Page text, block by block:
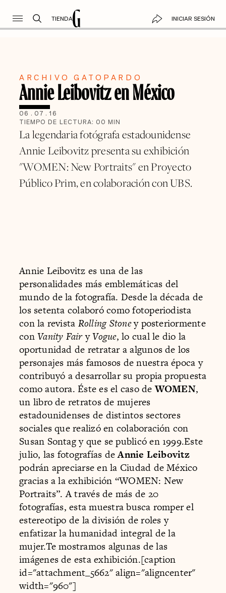
TIENDA INICIAR SESIÓN
ARCHIVO GATOPARDO
Annie Leibovitz en México
06 . 07 . 16
TIEMPO DE LECTURA: 00 MIN
La legendaria fotógrafa estadounidense
Annie Leibovitz presenta su exhibición
"WOMEN: New Portraits" en Proyecto
Público Prim, en colaboración con UBS.
Annie Leibovitz es una de las
personalidades más emblemáticas del
mundo de la fotografía. Desde la década de
los setenta colaboró como fotoperiodista
con la revista Rolling Stoney posteriormente
conVanity FairyVogue, lo cual le dio la
oportunidad de retratar a algunos de los
personajes más famosos de nuestra época y
contribuyó a desarrollar su propia propuesta
como autora. Éste es el caso deWOMEN,
un libro de retratos de mujeres
estadounidenses de distintos sectores
sociales que realizó en colaboración con
Susan Sontag y que se publicó en 1999.Este
julio, las fotografías deAnnie Leibovitz
podrán apreciarse en la Ciudad de México
gracias a la exhibición “WOMEN: New
Portraits”. A través de más de 20
fotografías, esta muestra busca romper el
estereotipo de la división de roles y
enfatizar la humanidad integral de la
mujer.Te mostramos algunas de las
imágenes de esta exhibición.[caption
id="attachment_5662" align="aligncenter"
width="960"]